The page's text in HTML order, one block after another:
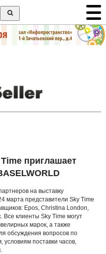
приглашает
на выставку
марта представители Sky Time
Epos, Christina London,
клиенты Sky Time могут
марок, а также
обсуждения вопросов по
поставки часов,